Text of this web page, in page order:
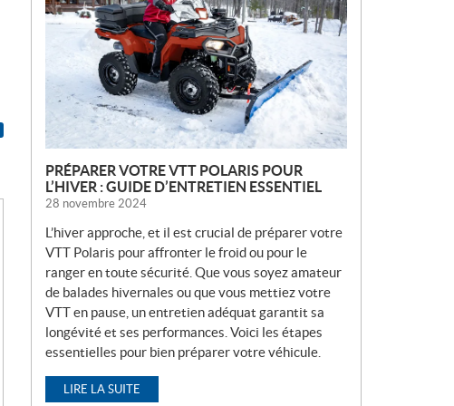
V
L
S
PRÉPARER VOTRE VTT POLARIS POUR
L’HIVER : GUIDE D’ENTRETIEN ESSENTIEL
28 novembre 2024
L’hiver approche, et il est crucial de préparer votre
VTT Polaris pour affronter le froid ou pour le
ranger en toute sécurité. Que vous soyez amateur
de balades hivernales ou que vous mettiez votre
VTT en pause, un entretien adéquat garantit sa
longévité et ses performances. Voici les étapes
essentielles pour bien préparer votre véhicule.
LIRE LA SUITE